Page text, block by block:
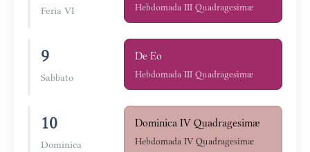
Feria VI Hebdomada III Quadragesimæ
9
Sabbato
De Eo
Hebdomada III Quadragesimæ
10
Dominica
Dominica IV Quadragesimæ
Hebdomada IV Quadragesimæ